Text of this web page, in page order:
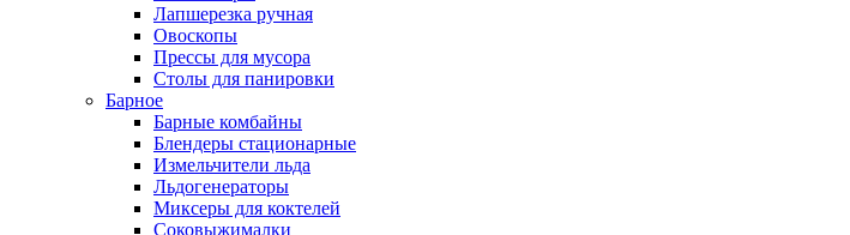
Лапшерезка ручная
Овоскопы
Прессы для мусора
Столы для панировки
Барное
Барные комбайны
Блендеры стационарные
Измельчители льда
Льдогенераторы
Миксеры для коктелей
Соковыжималки